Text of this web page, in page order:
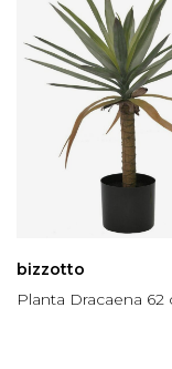
bizzotto
Planta Dracaena 62